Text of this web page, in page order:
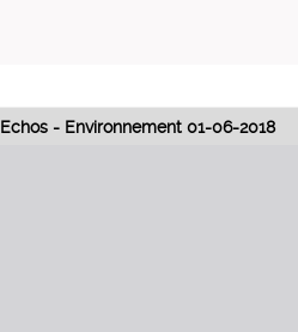
Echos - Environnement 01-06-2018